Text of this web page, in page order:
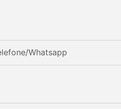
whatsapp